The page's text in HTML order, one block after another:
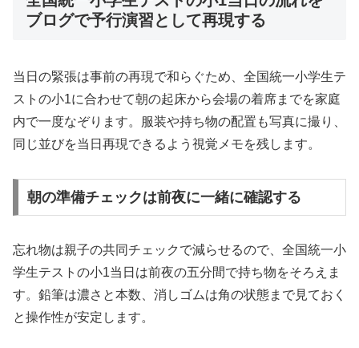
ブログで予行演習として再現する
当日の緊張は事前の再現で和らぐため、全国統一小学生テ
ストの小1に合わせて朝の起床から会場の着席までを家庭
内で一度なぞります。服装や持ち物の配置も写真に撮り、
同じ並びを当日再現できるよう視覚メモを残します。
朝の準備チェックは前夜に一緒に確認する
忘れ物は親子の共同チェックで減らせるので、全国統一小
学生テストの小1当日は前夜の五分間で持ち物をそろえま
す。鉛筆は濃さと本数、消しゴムは角の状態まで見ておく
と操作性が安定します。